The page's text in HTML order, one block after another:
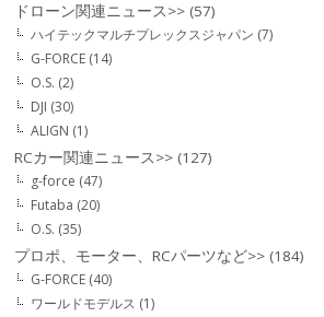
ドローン関連ニュース>> (57)
ハイテックマルチプレックスジャパン (7)
G-FORCE (14)
O.S. (2)
DJI (30)
ALIGN (1)
RCカー関連ニュース>> (127)
g-force (47)
Futaba (20)
O.S. (35)
プロポ、モーター、RCパーツなど>> (184)
G-FORCE (40)
ワールドモデルス (1)